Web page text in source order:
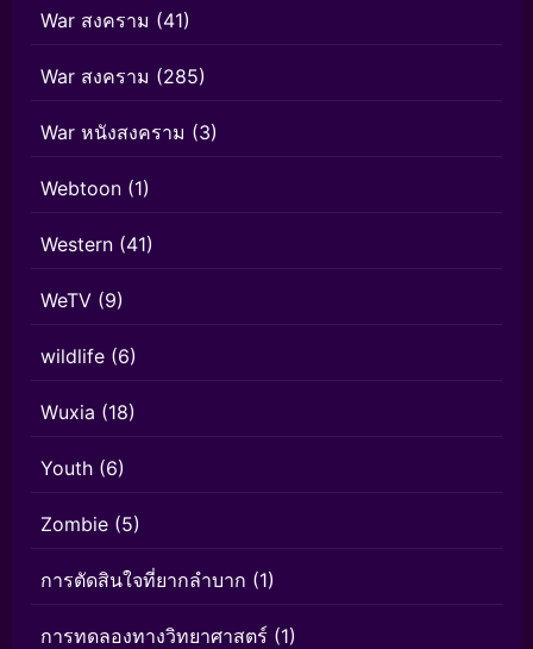
War สงคราม (41)
War สงคราม (285)
War หนังสงคราม (3)
Webtoon (1)
Western (41)
WeTV (9)
wildlife (6)
Wuxia (18)
Youth (6)
Zombie (5)
การตัดสินใจที่ยากลำบาก (1)
การทดลองทางวิทยาศาสตร์ (1)